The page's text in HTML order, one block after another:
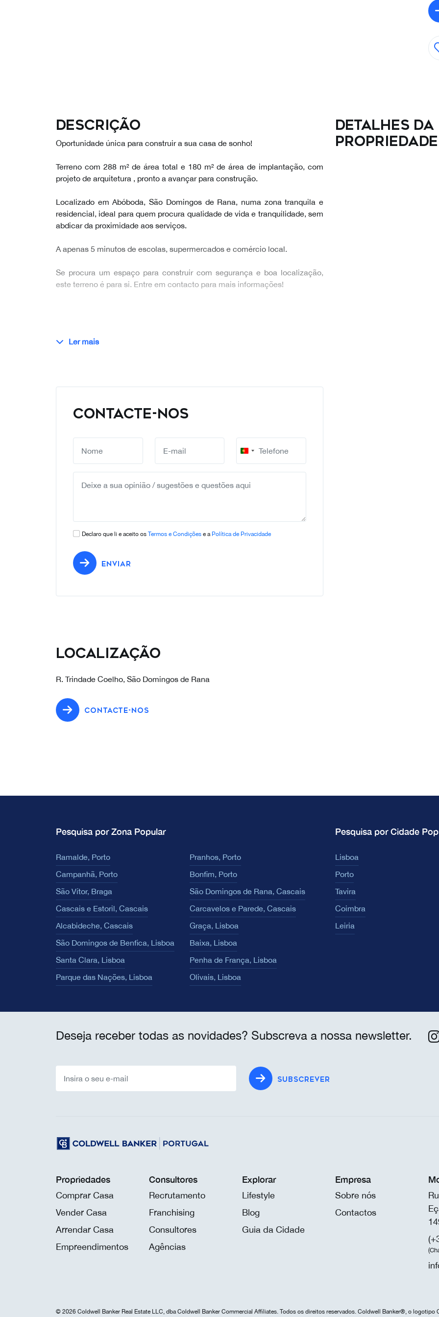
Descrição
Oportunidade única para construir a sua casa de sonho!
Terreno com 288 m² de área total e 180 m² de área de implantação, com
projeto de arquitetura , pronto a avançar para construção.
Localizado em Abóboda, São Domingos de Rana, numa zona tranquila e
residencial, ideal para quem procura qualidade de vida e tranquilidade, sem
abdicar da proximidade aos serviços.
A apenas 5 minutos de escolas, supermercados e comércio local.
Se procura um espaço para construir com segurança e boa localização,
este terreno é para si. Entre em contacto para mais informações!
Ler mais
CONTACTE-NOS
Portugal
+351
Declaro que li e aceito os Termos e Condições e a Política de Privacidade
ENVIAR
Detalhes da
propriedade
Localização
R. Trindade Coelho, São Domingos de Rana
CONTACTE-NOS
Pesquisa por Zona Popular
Ramalde, Porto
Pranhos, Porto
Campanhã, Porto
Bonfim, Porto
São Vítor, Braga
São Domingos de Rana, Cascais
Cascais e Estoril, Cascais
Carcavelos e Parede, Cascais
Alcabideche, Cascais
Graça, Lisboa
São Domingos de Benfica, Lisboa
Baixa, Lisboa
Santa Clara, Lisboa
Penha de França, Lisboa
Parque das Nações, Lisboa
Olivais, Lisboa
Pesquisa por Cidade
Lisboa
Porto
Tavira
Coimbra
Leiria
Deseja receber todas as novidades? Subscreva a nossa newsletter.
SUBSCREVER
Propriedades
Comprar Casa
Vender Casa
Arrendar Casa
Empreendimentos
Consultores
Recrutamento
Franchising
Consultores
Agências
Explorar
Lifestyle
Blog
Guia da Cidade
Empresa
Sobre nós
Contactos
© 2026 Coldwell Banker Real Estate LLC, dba Coldwell Banker Commercial Affiliates. Todos os direitos reservados. Coldwell Banker®, o